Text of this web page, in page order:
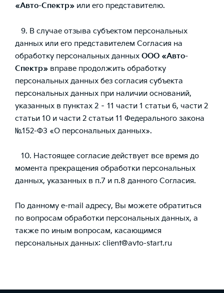
«Авто-Спектр» или его представителю.
9. В случае отзыва субъектом персональных
данных или его представителем Согласия на
обработку персональных данных ООО «Авто-
Спектр» вправе продолжить обработку
персональных данных без согласия субъекта
персональных данных при наличии оснований,
указанных в пунктах 2 – 11 части 1 статьи 6, части 2
статьи 10 и части 2 статьи 11 Федерального закона
№152-ФЗ «О персональных данных».
10. Настоящее согласие действует все время до
момента прекращения обработки персональных
данных, указанных в п.7 и п.8 данного Согласия.
По данному e-mail адресу, Вы можете обратиться
по вопросам обработки персональных данных, а
также по иным вопросам, касающимся
персональных данных: client@avto-start.ru